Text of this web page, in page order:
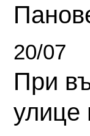
20/07
При
улице